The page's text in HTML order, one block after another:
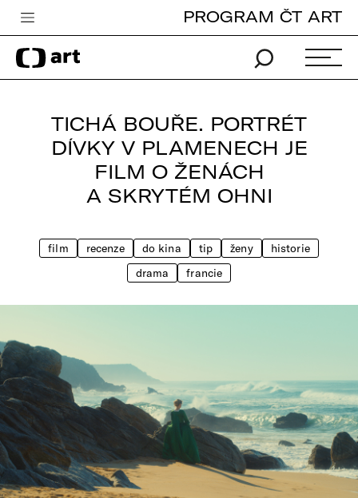
Česká televize
Zpravodajství
iVysílání
PROGRAM ČT ART
TICHÁ BOUŘE. PORTRÉT
DÍVKY V PLAMENECH JE
FILM O ŽENÁCH
A SKRYTÉM OHNI
film recenze do kina tip ženy
historie
drama
francie